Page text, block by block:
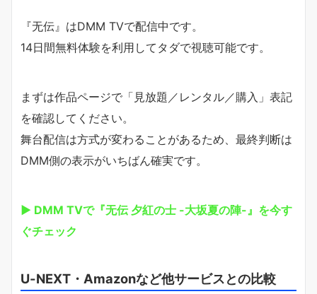
『无伝』はDMM TVで配信中です。
14日間無料体験を利用してタダで視聴可能です。
まずは作品ページで「見放題／レンタル／購入」表記
を確認してください。
舞台配信は方式が変わることがあるため、最終判断は
DMM側の表示がいちばん確実です。
▶ DMM TVで『无伝 夕紅の士 -大坂夏の陣-』を今す
ぐチェック
U-NEXT・Amazonなど他サービスとの比較